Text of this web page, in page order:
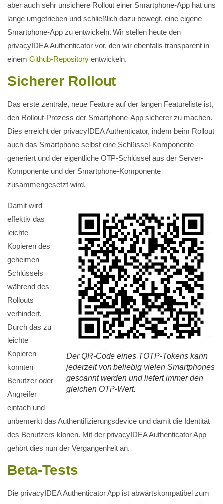
aber auch sehr unsichere Rollout einer Smartphone-App hat uns
lange umgetrieben und schließlich dazu bewegt, eine eigene
Smartphone-App zu entwickeln. Wir stellen heute den
privacyIDEA Authenticator vor, den wir ebenfalls transparent in
einem Github-Repository entwickeln.
Sicherer Rollout
Das erste zentrale, neue Feature auf der langen Featureliste ist,
den Rollout-Prozess der Smartphone-App sicherer zu machen.
Dies erreicht der privacyIDEA Authenticator, indem beim Rollout
auch das Smartphone selbst eine Schlüssel-Komponente
generiert und der eigentliche OTP-Schlüssel aus der Server-
Komponente und der Smartphone-Komponente
zusammengesetzt wird.
Der QR-Code eines TOTP-Tokens kann
jederzeit von beliebig vielen Smartphones
gescannt werden und liefert immer den
gleichen OTP-Wert.
Damit wird
effektiv das
leichte
Kopieren des
geheimen
Schlüssels
während des
Rollouts
verhindert.
Durch das zu
leichte
Kopieren
konnten
Benutzer oder
Angreifer
einfach und
unbemerkt das Authentifizierungsdevice und damit die Identität
des Benutzers klonen. Mit der privacyIDEA Authenticator App
gehört dies nun der Vergangenheit an.
Beta-Tests
Die privacyIDEA Authenticator App ist abwärtskompatibel zum